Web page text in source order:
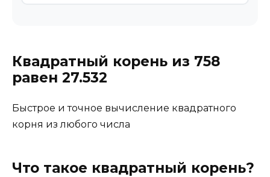
Квадратный корень из 758
равен 27.532
Быстрое и точное вычисление квадратного
корня из любого числа
Что такое квадратный корень?